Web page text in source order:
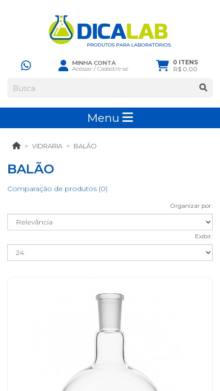
MINHA CONTA
Acessar /Cadastre-se
0 ITENS
R$ 0,00
Menu
VIDRARIA BALÃO
BALÃO
Comparação de produtos (0)
Organizar por:
Exibir: